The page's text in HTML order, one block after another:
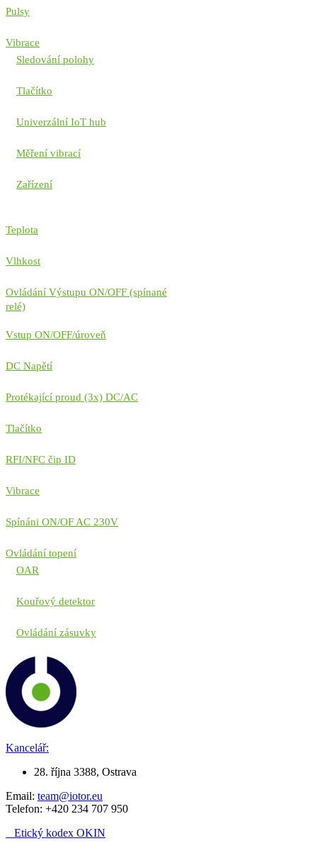
Pulsy
Vibrace
Sledování polohy
Tlačítko
Univerzální IoT hub
Měření vibrací
Zařízení
Teplota
Vlhkost
Ovládání Výstupu ON/OFF (spínané
relé)
Vstup ON/OFF/úroveň
DC Napětí
Protékající proud (3x) DC/AC
Tlačítko
RFI/NFC čip ID
Vibrace
Spínáni ON/OF AC 230V
Ovládání topení
OAR
Kouřový detektor
Ovládání zásuvky
Kancelář:
28. října 3388, Ostrava
Email: team@iotor.eu
Telefon: +420 234 707 950
Etický kodex OKIN